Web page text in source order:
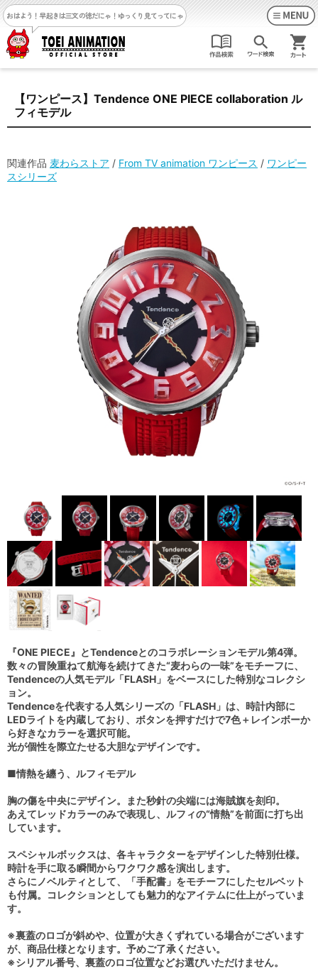
おはよう！早起きは三文の徳だにゃ！ ゆっくり見てってにゃ
【ワンピース】Tendence ONE PIECE collaboration ル
フィモデル
関連作品 麦わらストア / From TV animation ワンピース / ワンピー
スシリーズ
『ONE PIECE』とTendenceとのコラボレーションモデル第4弾。
数々の冒険重ねて航海を続けてきた“麦わらの一味”をモチーフに、
Tendenceの人気モデル「FLASH」をベースにした特別なコレクシ
ョン。
Tendenceを代表する人気シリーズの「FLASH」は、時計内部に
LEDライトを内蔵しており、ボタンを押すだけで7色＋レインボーか
ら好きなカラーを選択可能。
光が個性を際立たせる大胆なデザインです。
■情熱を纏う、ルフィモデル
胸の傷を中央にデザイン。また秒針の尖端には海賊旗を刻印。
あえてレッドカラーのみで表現し、ルフィの“情熱”を前面に打ち出
しています。
スペシャルボックスは、各キャラクターをデザインした特別仕様。
時計を手に取る瞬間からワクワク感を演出します。
さらにノベルティとして、「手配書」をモチーフにしたセルベット
も付属。コレクションとしても魅力的なアイテムに仕上がっていま
す。
※裏蓋のロゴが斜めや、位置が大きくずれている場合がございます
が、商品仕様となります。予めご了承ください。
※シリアル番号、裏蓋のロゴ位置などお選びいただけません。